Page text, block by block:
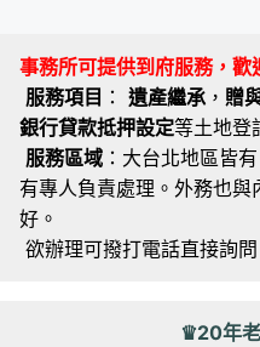
事務所可提供到府服務，歡
服務項目 ： 遺產繼承 ， 贈
銀行貸款抵押設定等土地登
服務區域 ：大台北地區皆
有專人負責處理。外務也
好。
欲辦理可撥打電話直接詢
♛20年